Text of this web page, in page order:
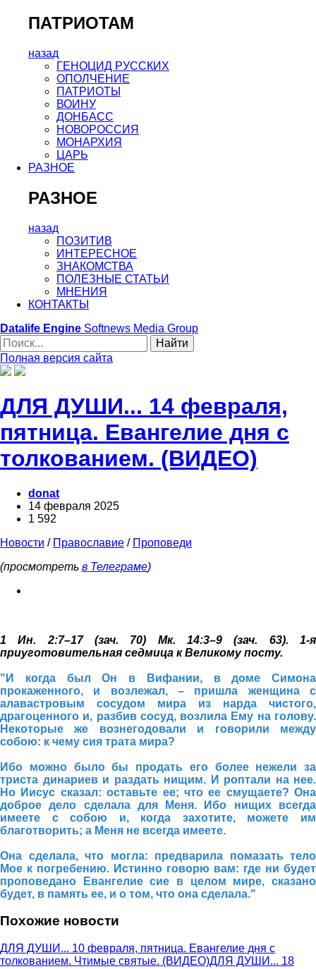
ПАТРИОТАМ
назад
ГЕНОЦИД РУССКИХ
ОПОЛЧЕНИЕ
ПАТРИОТЫ
ВОИНУ
ДОНБАСС
НОВОРОССИЯ
МОНАРХИЯ
ЦАРЬ
РАЗНОЕ
РАЗНОЕ
назад
ПОЗИТИВ
ИНТЕРЕСНОЕ
ЗНАКОМСТВА
ПОЛЕЗНЫЕ СТАТЬИ
МНЕНИЯ
КОНТАКТЫ
Datalife Engine Softnews Media Group
Найти
Полная версия сайта
ДЛЯ ДУШИ... 14 февраля,
пятница. Евангелие дня с
толкованием. (ВИДЕО)
donat
14 февраля 2025
1 592
Новости / Православие / Проповеди
(просмотреть в Телеграме)
1 Ин. 2:7–17 (зач. 70) Мк. 14:3–9 (зач. 63). 1-я
приуготовительная седмица к Великому посту.
"И когда был Он в Вифании, в доме Симона
прокаженного, и возлежал, – пришла женщина с
алавастровым сосудом мира из нарда чистого,
драгоценного и, разбив сосуд, возлила Ему на голову.
Некоторые же вознегодовали и говорили между
собою: к чему сия трата мира?
Ибо можно было бы продать его более нежели за
триста динариев и раздать нищим. И роптали на нее.
Но Иисус сказал: оставьте ее; что ее смущаете? Она
доброе дело сделала для Меня. Ибо нищих всегда
имеете с собою и, когда захотите, можете им
благотворить; а Меня не всегда имеете.
Она сделала, что могла: предварила помазать тело
Мое к погребению. Истинно говорю вам: где ни будет
проповедано Евангелие сие в целом мире, сказано
будет, в память ее, и о том, что она сделала."
Похожие новости
ДЛЯ ДУШИ... 10 февраля, пятница. Евангелие дня с
толкованием. Чтимые святые. (ВИДЕО)ДЛЯ ДУШИ... 18